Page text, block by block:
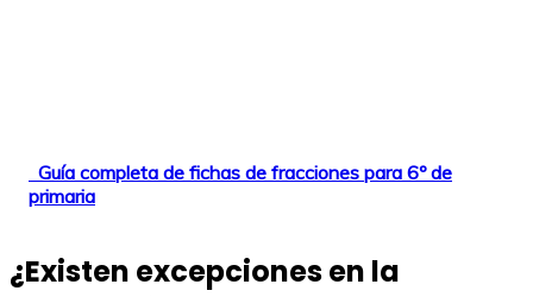
Guía completa de fichas de fracciones para 6º de
primaria
¿Existen excepciones en la